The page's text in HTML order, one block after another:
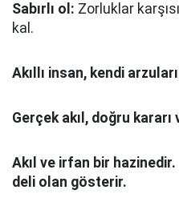
Sabırlı ol: Zorluklar
kal.
Akıllı insan, kendi
Gerçek akıl, doğru
Akıl ve irfan bir
deli olan gösterir.